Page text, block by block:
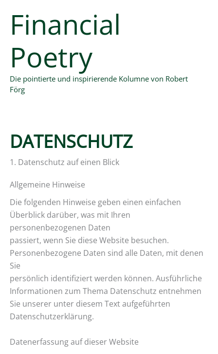
InhaltFinancial
Poetry
Die pointierte und inspirierende Kolumne von Robert
Förg
DATENSCHUTZ
1. Datenschutz auf einen Blick
Allgemeine Hinweise
Die folgenden Hinweise geben einen einfachen
Überblick darüber, was mit Ihren
personenbezogenen Daten
passiert, wenn Sie diese Website besuchen.
Personenbezogene Daten sind alle Daten, mit denen
Sie
persönlich identifiziert werden können. Ausführliche
Informationen zum Thema Datenschutz entnehmen
Sie unserer unter diesem Text aufgeführten
Datenschutzerklärung.
Datenerfassung auf dieser Website